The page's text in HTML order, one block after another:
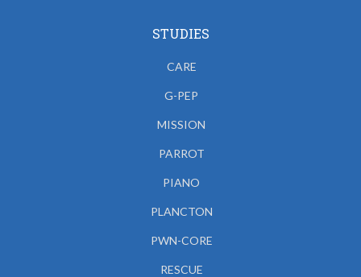
STUDIES
CARE
G-PEP
MISSION
PARROT
PIANO
PLANCTON
PWN-CORE
RESCUE